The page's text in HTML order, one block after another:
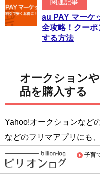
子育
関連記事
au PAY マーケ
全攻略！クー
する方法
オークション
品を購入する
Yahoo!オークションなど
などのフリマアプリにも
いることがあります。